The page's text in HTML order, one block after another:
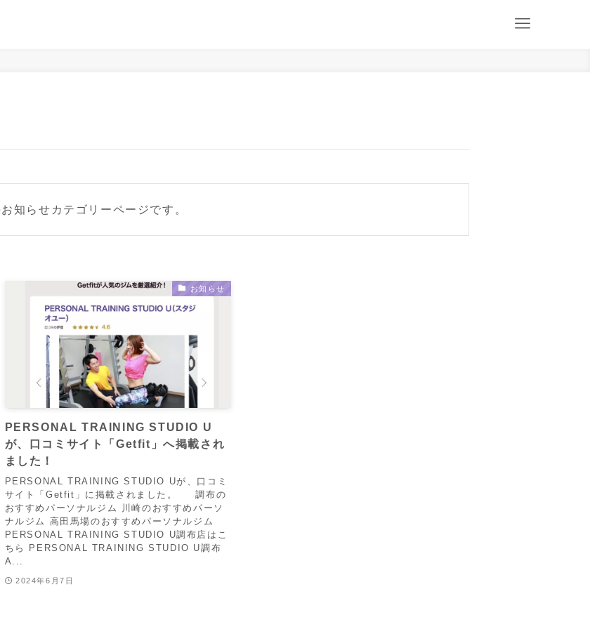
らせカテゴリーページです。
お知らせ
PERSONAL TRAINING STUDIO U
が、口コミサイト「Getfit」へ掲載され
ました！
PERSONAL TRAINING STUDIO Uが、口コミ
サイト「Getfit」に掲載されました。 調布の
おすすめパーソナルジム 川崎のおすすめパーソ
ナルジム 高田馬場のおすすめパーソナルジム
PERSONAL TRAINING STUDIO U調布店はこ
ちら PERSONAL TRAINING STUDIO U調布
A...
2024年6月7日